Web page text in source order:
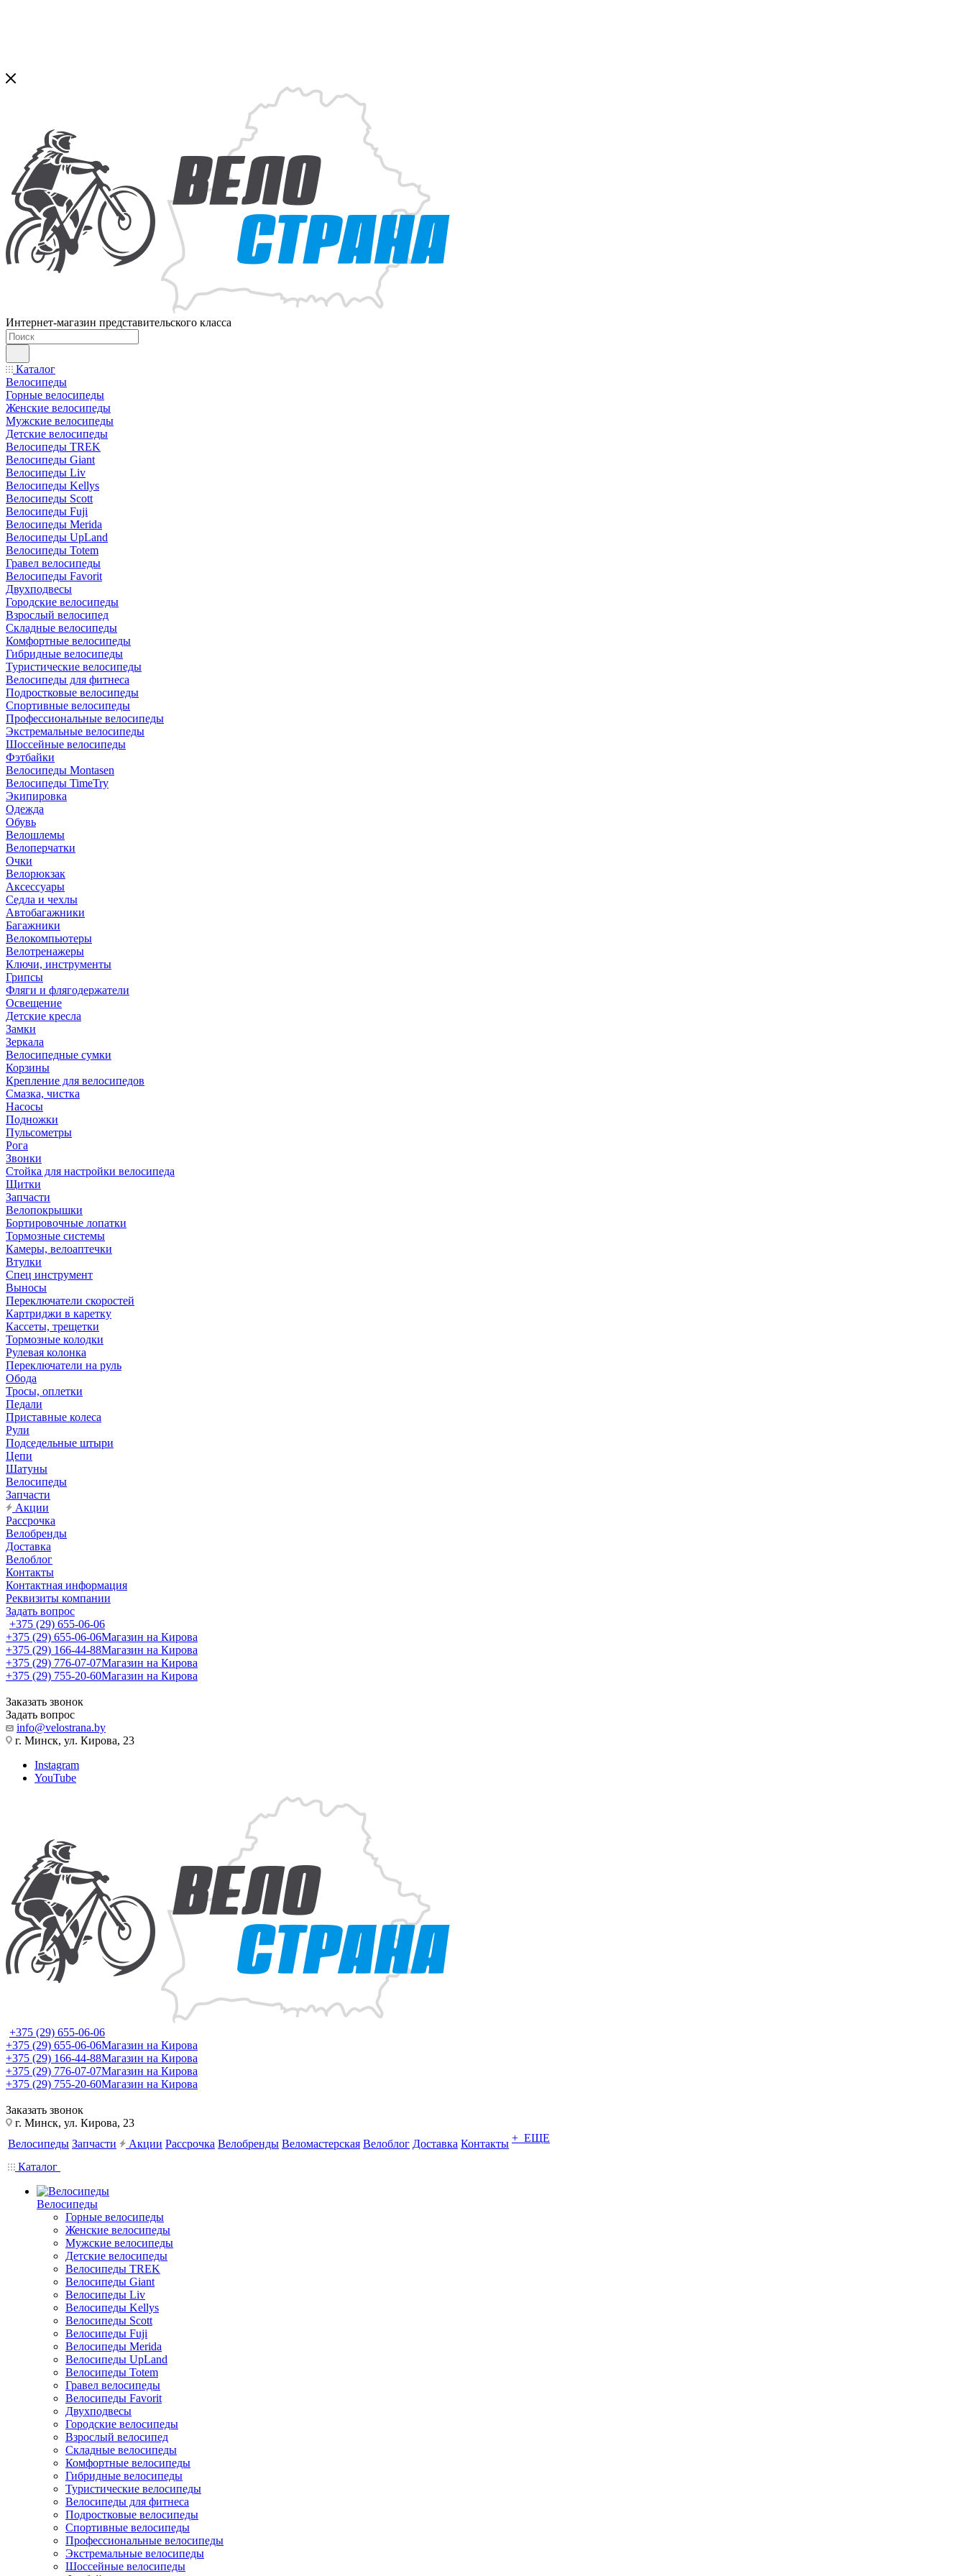
Интернет-магазин представительского класса
Каталог
Велосипеды
Горные велосипеды
Женские велосипеды
Мужские велосипеды
Детские велосипеды
Велосипеды TREK
Велосипеды Giant
Велосипеды Liv
Велосипеды Kellys
Велосипеды Scott
Велосипеды Fuji
Велосипеды Merida
Велосипеды UpLand
Велосипеды Totem
Гравел велосипеды
Велосипеды Favorit
Двухподвесы
Городские велосипеды
Взрослый велосипед
Складные велосипеды
Комфортные велосипеды
Гибридные велосипеды
Туристические велосипеды
Велосипеды для фитнеса
Подростковые велосипеды
Спортивные велосипеды
Профессиональные велосипеды
Экстремальные велосипеды
Шоссейные велосипеды
Фэтбайки
Велосипеды Montasen
Велосипеды TimeTry
Экипировка
Одежда
Обувь
Велошлемы
Велоперчатки
Очки
Велорюкзак
Аксессуары
Седла и чехлы
Автобагажники
Багажники
Велокомпьютеры
Велотренажеры
Ключи, инструменты
Грипсы
Фляги и флягодержатели
Освещение
Детские кресла
Замки
Зеркала
Велосипедные сумки
Корзины
Крепление для велосипедов
Смазка, чистка
Насосы
Подножки
Пульсометры
Рога
Звонки
Стойка для настройки велосипеда
Щитки
Запчасти
Велопокрышки
Бортировочные лопатки
Тормозные системы
Камеры, велоаптечки
Втулки
Спец инструмент
Выносы
Переключатели скоростей
Картриджи в каретку
Кассеты, трещетки
Тормозные колодки
Рулевая колонка
Переключатели на руль
Обода
Тросы, оплетки
Педали
Приставные колеса
Рули
Подседельные штыри
Цепи
Шатуны
Велосипеды
Запчасти
Акции
Рассрочка
Велобренды
Доставка
Велоблог
Контакты
Контактная информация
Реквизиты компании
Задать вопрос
+375 (29) 655-06-06
+375 (29) 655-06-06Магазин на Кирова
+375 (29) 166-44-88Магазин на Кирова
+375 (29) 776-07-07Магазин на Кирова
+375 (29) 755-20-60Магазин на Кирова
Заказать звонок
Задать вопрос
info@velostrana.by
г. Минск, ул. Кирова, 23
Instagram
YouTube
+375 (29) 655-06-06
+375 (29) 655-06-06Магазин на Кирова
+375 (29) 166-44-88Магазин на Кирова
+375 (29) 776-07-07Магазин на Кирова
+375 (29) 755-20-60Магазин на Кирова
Заказать звонок
г. Минск, ул. Кирова, 23
Велосипеды Запчасти Акции Рассрочка Велобренды Веломастерская Велоблог Доставка Контакты + ЕЩЕ
Каталог
Велосипеды
Горные велосипеды
Женские велосипеды
Мужские велосипеды
Детские велосипеды
Велосипеды TREK
Велосипеды Giant
Велосипеды Liv
Велосипеды Kellys
Велосипеды Scott
Велосипеды Fuji
Велосипеды Merida
Велосипеды UpLand
Велосипеды Totem
Гравел велосипеды
Велосипеды Favorit
Двухподвесы
Городские велосипеды
Взрослый велосипед
Складные велосипеды
Комфортные велосипеды
Гибридные велосипеды
Туристические велосипеды
Велосипеды для фитнеса
Подростковые велосипеды
Спортивные велосипеды
Профессиональные велосипеды
Экстремальные велосипеды
Шоссейные велосипеды